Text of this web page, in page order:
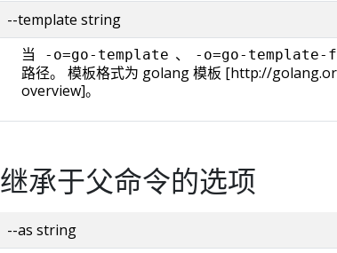
--template string
当
-o=go-template 、 -o=go-
路径。 模板格式为 golang 模板 [http://
overview]。
继承于父命令的选项
--as string